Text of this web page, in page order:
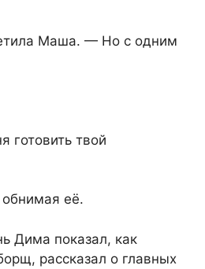
Маша. — Но с одним
твой
её.
Дима показал, как
рассказал о главных